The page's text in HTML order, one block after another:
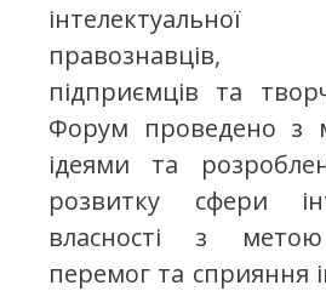
правознавців,
підприємців та
Форум проведено з
ідеями та
розвитку сфери
власності з
перемог та сприяння